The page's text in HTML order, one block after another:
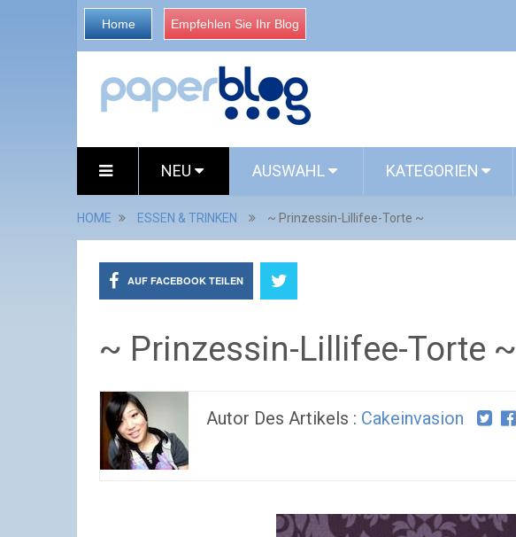
Home Empfehlen Sie Ihr Blog
NEU AUSWAHL KATEGORIEN
HOME ESSEN & TRINKEN ~ Prinzessin-Lillifee-Torte ~
AUF FACEBOOK TEILEN
~ Prinzessin-Lillifee-Torte ~
Autor Des Artikels : Cakeinvasion